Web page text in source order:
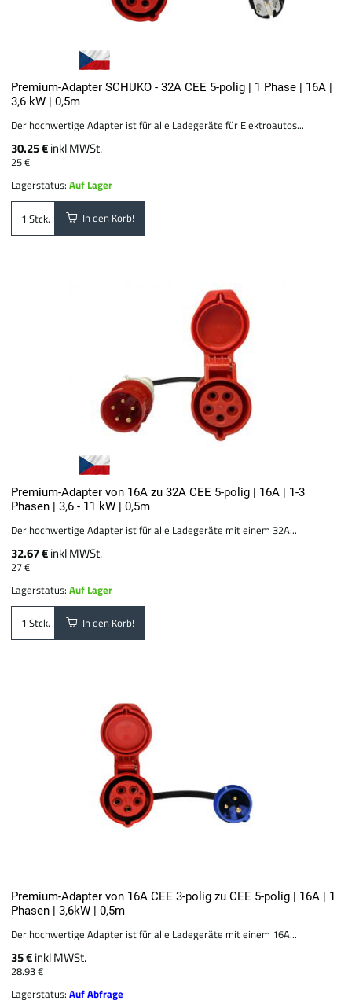
Premium-Adapter SCHUKO - 32A CEE 5-polig | 1 Phase | 16A |
3,6 kW | 0,5m
Der hochwertige Adapter ist für alle Ladegeräte für Elektroautos...
30.25 €inkl MWSt.
25 €
Lagerstatus:Auf Lager
Stck. In den Korb!
Premium-Adapter von 16A zu 32A CEE 5-polig | 16A | 1-3
Phasen | 3,6 - 11 kW | 0,5m
Der hochwertige Adapter ist für alle Ladegeräte mit einem 32A...
32.67 €inkl MWSt.
27 €
Lagerstatus:Auf Lager
Stck. In den Korb!
Premium-Adapter von 16A CEE 3-polig zu CEE 5-polig | 16A | 1
Phasen | 3,6kW | 0,5m
Der hochwertige Adapter ist für alle Ladegeräte mit einem 16A...
35 €inkl MWSt.
28.93 €
Lagerstatus:Auf Abfrage